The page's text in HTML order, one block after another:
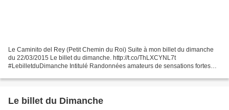
Le Caminito del Rey (Petit Chemin du Roi) Suite à mon billet du dimanche
du 22/03/2015 Le billet du dimanche. http://t.co/ThLXCYNL7t
#LebilletduDimanche Intitulé Randonnées amateurs de sensations fortes
Le billet du Dimanche